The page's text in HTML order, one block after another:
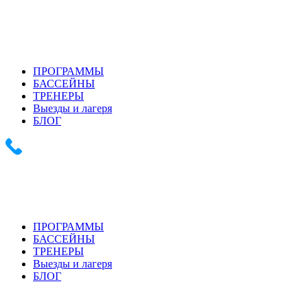
ПРОГРАММЫ
БАССЕЙНЫ
ТРЕНЕРЫ
Выезды и лагеря
БЛОГ
ПРОГРАММЫ
БАССЕЙНЫ
ТРЕНЕРЫ
Выезды и лагеря
БЛОГ